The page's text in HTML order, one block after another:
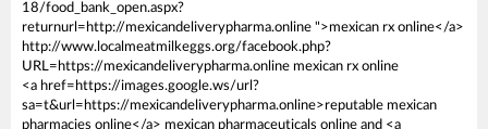
18/food_bank_open.aspx?
returnurl=http://mexicandeliverypharma.online ">mexican rx online</a>
http://www.localmeatmilkeggs.org/facebook.php?
URL=https://mexicandeliverypharma.online mexican rx online
<a href=https://images.google.ws/url?
sa=t&url=https://mexicandeliverypharma.online>reputable mexican
pharmacies online</a> mexican pharmaceuticals online and <a